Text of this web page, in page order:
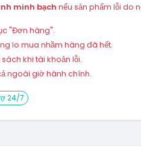
minh bạch nếu sản phẩm lỗi do
"Đơn hàng".
lo mua nhầm hàng đã hết.
khi tài khoản lỗi.
ngoài giờ hành chính.
24/7